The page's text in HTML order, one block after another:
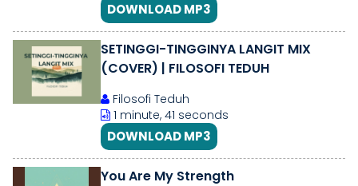
DOWNLOAD MP3
SETINGGI-TINGGINYA LANGIT MIX
(COVER) | FILOSOFI TEDUH
Filosofi Teduh
1 minute, 41 seconds
DOWNLOAD MP3
You Are My Strength